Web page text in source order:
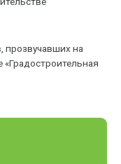
прозвучавших на